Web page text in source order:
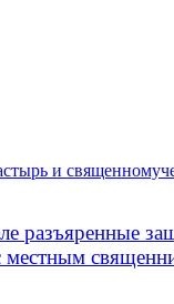
и
разъяренные
местным